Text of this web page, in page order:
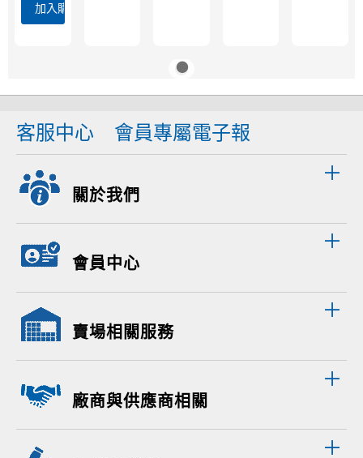
加入購物車
客服中心 會員專屬電子報
關於我們
會員中心
賣場相關服務
廠商與供應商相關